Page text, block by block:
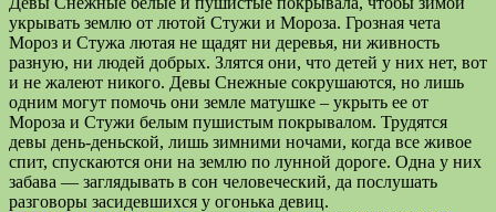
укрывать землю от лютой Стужи и Мороза. Грозная чета
Мороз и Стужа лютая не щадят ни деревья, ни живность
разную, ни людей добрых. Злятся они, что детей у них нет, вот
и не жалеют никого. Девы Снежные сокрушаются, но лишь
одним могут помочь они земле матушке – укрыть ее от
Мороза и Стужи белым пушистым покрывалом. Трудятся
девы день-деньской, лишь зимними ночами, когда все живое
спит, спускаются они на землю по лунной дороге. Одна у них
забава — заглядывать в сон человеческий, да послушать
разговоры засидевшихся у огонька девиц.